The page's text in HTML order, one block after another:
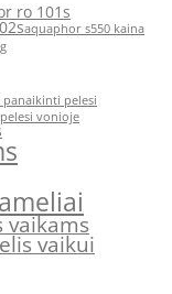
ro 101s
aquaphor s550 kaina
panaikinti pelesi
vonioje
vaikams
vaikui